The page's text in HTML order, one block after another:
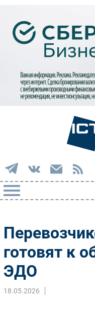
Импорто­замещение
Автоматизация
Интернет
Мобильная связь
Фиксированная связь
готовят к
ЭДО
18.05.2026